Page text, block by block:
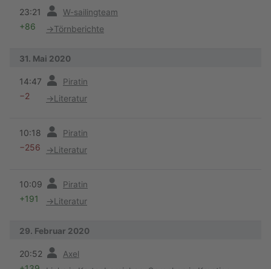
23:21 W-sailingteam
+86 →Törnberichte
31. Mai 2020
14:47 Piratin
−2 →Literatur
10:18 Piratin
−256 →Literatur
10:09 Piratin
+191 →Literatur
29. Februar 2020
20:52 Axel